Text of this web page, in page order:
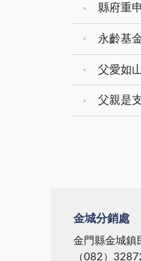
縣府重
永齡基
父愛如
父親是
金城分銷處
金門縣金城鎮
（082）